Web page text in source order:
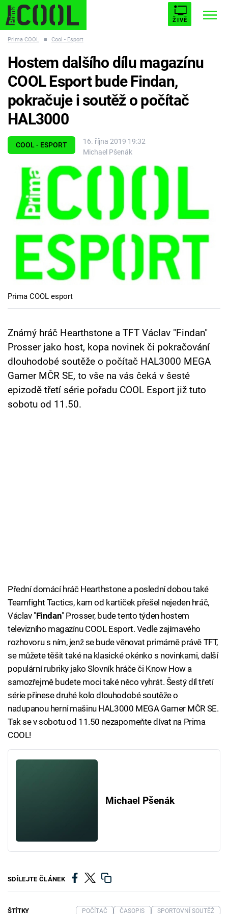
ŽIVĚ
ESCAPE PLNEJ KOTEL AVENGERS 5
Témata
Seriály
Hry
Cool Esport
Pořady
Přihlášení
Prima COOL ■ Cool - Esport
COOL - ESPORT
16. října 2019 19:32
Michael Pšenák
Hostem dalšího dílu magazínu
COOL Esport bude Findan,
pokračuje i soutěž o počítač
HAL3000
Prima COOL esport
Známý hráč Hearthstone a TFT Václav "Findan"
Prosser jako host, kopa novinek či pokračování
dlouhodobé soutěže o počítač HAL3000 MEGA
Gamer MČR SE, to vše na vás čeká v šesté
epizodě třetí série pořadu COOL Esport již tuto
sobotu od 11.50.
Přední domácí hráč Hearthstone a poslední dobou také
Teamfight Tactics, kam od kartiček přešel nejeden hráč,
Václav "Findan" Prosser, bude tento týden hostem
televizního magazínu COOL Esport. Vedle zajímavého
rozhovoru s ním, jenž se bude věnovat primárně právě TFT,
se můžete těšit také na klasické okénko s novinkami, další
populární rubriky jako Slovník hráče či Know How a
samozřejmě budete moci také něco vyhrát. Šestý díl třetí
série přinese druhé kolo dlouhodobé soutěže o
nadupanou herní mašinu HAL3000 MEGA Gamer MČR SE.
Tak se v sobotu od 11.50 nezapomeňte dívat na Prima
COOL!
Michael Pšenák
SDÍLEJTE ČLÁNEK
ŠTÍTKY POČÍTAČ ČASOPIS
SPORTOVNÍ SOUTĚŽ